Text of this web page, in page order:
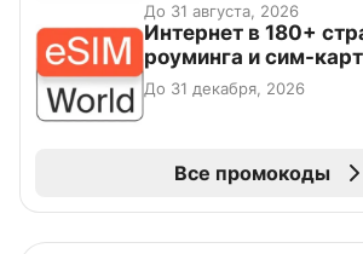
До 31 августа, 2026
Интернет в 180+
роуминга и сим-карт
До 31 декабря, 2026
Все промокоды